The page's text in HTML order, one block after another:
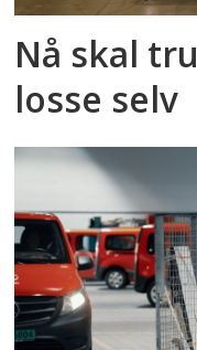
Nå skal
losse selv